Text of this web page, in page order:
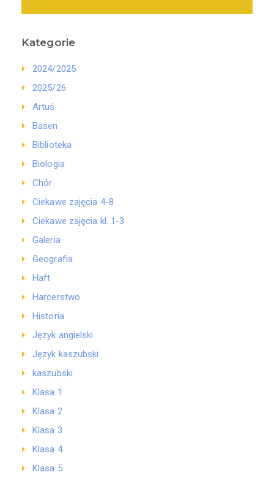
Kategorie
2024/2025
2025/26
Artuś
Basen
Biblioteka
Biologia
Chór
Ciekawe zajęcia 4-8
Ciekawe zajęcia kl. 1-3
Galeria
Geografia
Haft
Harcerstwo
Historia
Język angielski
Język kaszubski
kaszubski
Klasa 1
Klasa 2
Klasa 3
Klasa 4
Klasa 5